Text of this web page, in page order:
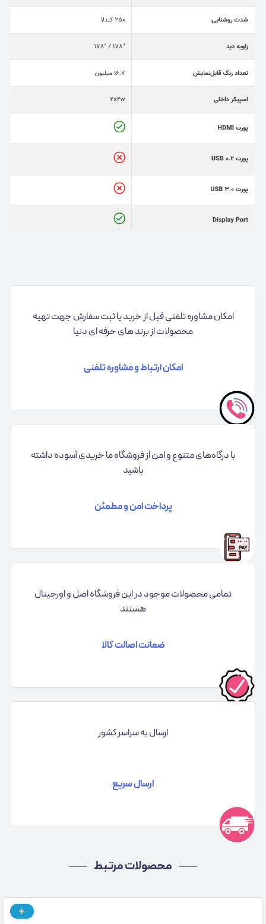
امکان مشاوره تلفنی قبل از خرید یا ثبت سفارش جهت تهیه
محصولات از برند های حرفه ای دنیا
امکان ارتباط و مشاوره تلفنی
با درگاه‌های متنوع و امن از فروشگاه ما خریدی آسوده داشته
باشید
پرداخت امن و مطمئن
تمامی محصولات موجود در این فروشگاه اصل و اورجینال
هستند
ضمانت اصالت کالا
ارسال به سراسر کشور
ارسال سریع
محصولات مرتبط